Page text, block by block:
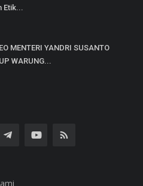
Etik...
MENTERI YANDRI SUSANTO
WARUNG...